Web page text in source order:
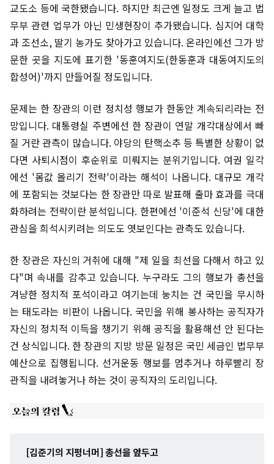
교도소 등에 국한됐습니다. 하지만 최근엔 일정도 크게 늘고 법
무부 관련 업무가 아닌 민생현장이 추가됐습니다. 심지어 대학
과 조선소, 딸기 농가도 찾아가고 있습니다. 온라인에선 그가 방
문한 곳을 지도에 표기한 '동훈여지도(한동훈과 대동여지도의
합성어)'까지 만들어질 정도입니다.
문제는 한 장관의 이런 정치성 행보가 한동안 계속되리라는 전
망입니다. 대통령실 주변에선 한 장관이 연말 개각대상에서 빠
질 거란 관측이 많습니다. 야당의 탄핵소추 등 특별한 상황이 없
다면 사퇴시점이 후순위로 미뤄지는 분위기입니다. 여권 일각
에선 '몸값 올리기 전략'이라는 해석이 나옵니다. 대규모 개각
에 포함되는 것보다는 한 장관만 따로 발표해 출마 효과를 극대
화하려는 전략이란 분석입니다. 한편에선 '이준석 신당'에 대한
관심을 희석시키려는 의도도 엿보인다는 관측도 있습니다.
한 장관은 자신의 거취에 대해 "제 일을 최선을 다해서 하고 있
다"며 속내를 감추고 있습니다. 누구라도 그의 행보가 총선을
겨냥한 정치적 포석이라고 여기는데 눙치는 건 국민을 무시하
는 태도라는 비판이 나옵니다. 국민을 위해 봉사하는 공직자가
자신의 정치적 이득을 챙기기 위해 공직을 활용해선 안 된다는
건 상식입니다. 한 장관의 지방 방문 일정은 국민 세금인 법무부
예산으로 집행됩니다. 선거운동 행보를 멈추거나 하루빨리 장
관직을 내려놓거나 하는 것이 공직자의 도리입니다.
[김준기의 지평너머] 총선을 앞두고